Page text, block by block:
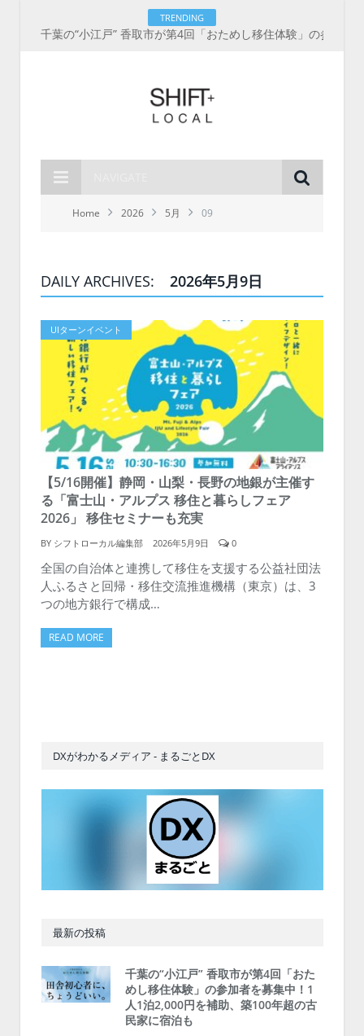
TRENDING
Home 2026 5月 09
DAILY ARCHIVES: 2026年5月9日
UIターンイベント
【5/16開催】静岡・山梨・長野の地銀が主催す
る「富士山・アルプス 移住と暮らしフェア
2026」 移住セミナーも充実
BY シフトローカル編集部 2026年5月9日 0
全国の自治体と連携して移住を支援する公益社団法
人ふるさと回帰・移住交流推進機構（東京）は、3
つの地方銀行で構成…
READ MORE
DXがわかるメディア - まるごとDX
最新の投稿
千葉の“小江戸” 香取市が第4回「おた
めし移住体験」の参加者を募集中！1
人1泊2,000円を補助、築100年超の古
民家に宿泊も